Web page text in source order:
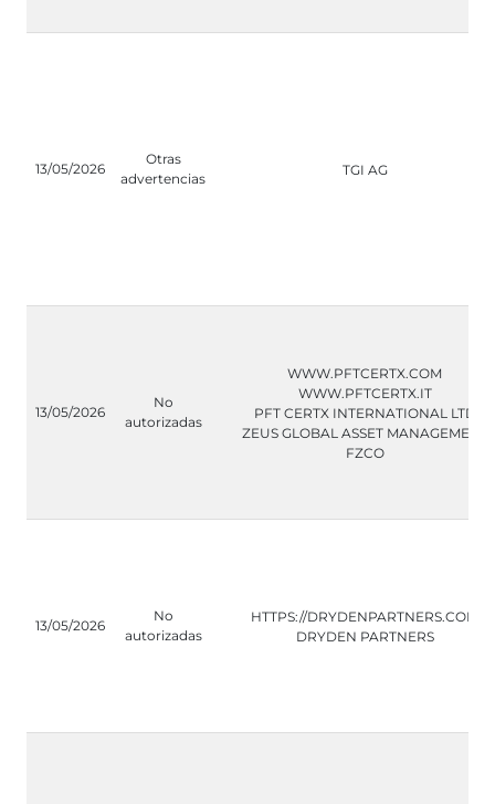
13/05/2026
Otras
advertencias
TGI AG
13/05/2026
No
autorizadas
WWW.PFTCERTX.COM
WWW.PFTCERTX.IT
PFT CERTX INTERNATIONAL LTD
ZEUS GLOBAL ASSET MANAGEMENT
FZCO
13/05/2026
No
autorizadas
HTTPS://DRYDENPARTNERS.COM
DRYDEN PARTNERS